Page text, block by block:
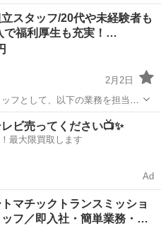
■ 自動車製品の組立 自動車製品の...
体 未経験
スタッフ/20代や未経験者も
で福利厚生も充実！…
2月2日
フとして、以下の業務を担当し
■ 自動車製品の組立 自動車製品の...
未経験
レビ売ってください📺✨
最大限買取します
Ad
トマチックトランスミッショ
ッフ／即入社・簡単業務・…